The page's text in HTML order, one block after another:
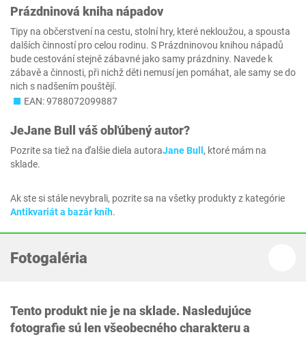
Prázdninová kniha nápadov
Tipy na občerstvení na cestu, stolní hry, které nekloužou, a spousta
dalších činností pro celou rodinu. S Prázdninovou knihou nápadů
bude cestování stejně zábavné jako samy prázdniny. Navede k
zábavě a činnosti, při nichž děti nemusí jen pomáhat, ale samy se do
nich s nadšením pouštějí.
EAN: 9788072099887
JeJane Bull váš obľúbený autor?
Pozrite sa tiež na ďalšie diela autoraJane Bull , ktoré mám na
sklade.
Ak ste si stále nevybrali, pozrite sa na všetky produkty z kategórie
Antikvariát a bazár kníh.
Fotogaléria
Tento produkt nie je na sklade. Nasledujúce
fotografie sú len všeobecného charakteru a